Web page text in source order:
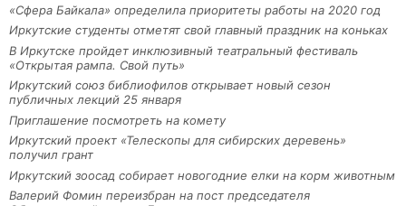
«Сфера Байкала» определила приоритеты работы на 2020 год
Иркутские студенты отметят свой главный праздник на коньках
В Иркутске пройдет инклюзивный театральный фестиваль
«Открытая рампа. Свой путь»
Иркутский союз библиофилов открывает новый сезон
публичных лекций 25 января
Приглашение посмотреть на комету
Иркутский проект «Телескопы для сибирских деревень»
получил грант
Иркутский зоосад собирает новогодние елки на корм животным
Валерий Фомин переизбран на пост председателя